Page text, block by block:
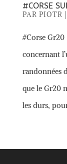
#CORSE
PAR PIOTR
#Corse Gr20
concernant
randonnées
que le Gr20
les durs,